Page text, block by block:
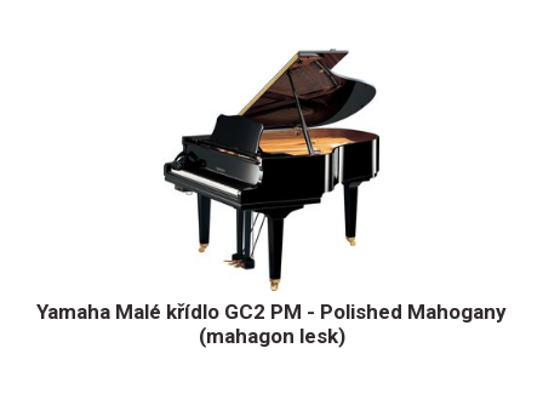
Yamaha Malé křídlo GC2 PM - Polished Mahogany
(mahagon lesk)